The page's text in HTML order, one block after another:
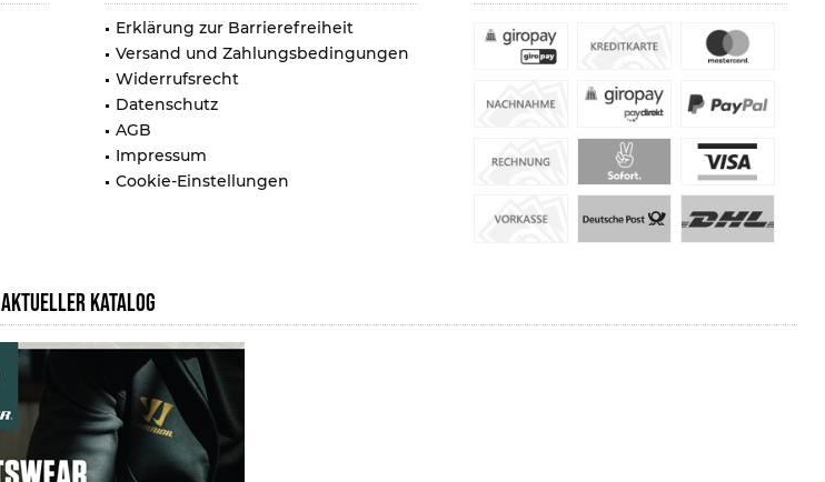
Erklärung zur Barrierefreiheit
Versand und Zahlungsbedingungen
Widerrufsrecht
Datenschutz
AGB
Impressum
Cookie-Einstellungen
AKTUELLER KATALOG